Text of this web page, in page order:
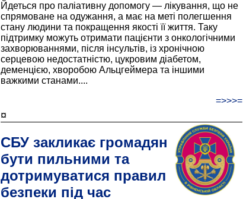
Йдеться про паліативну допомогу — лікування, що не
спрямоване на одужання, а має на меті полегшення
стану людини та покращення якості її життя. Таку
підтримку можуть отримати пацієнти з онкологічними
захворюваннями, після інсультів, із хронічною
серцевою недостатністю, цукровим діабетом,
деменцією, хворобою Альцгеймера та іншими
важкими станами....
=>>>=
¤
СБУ закликає громадян
бути пильними та
дотримуватися правил
безпеки під час